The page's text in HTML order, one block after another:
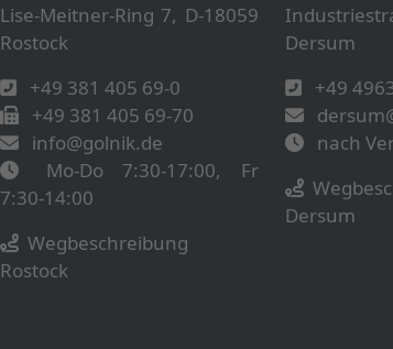
Lise-Meitner-Ring 7, D-18059
Rostock
+49 381 405 69-0
+49 381 405 69-70
info@golnik.de
Mo-Do 7:30-17:00, Fr
7:30-14:00
Wegbeschreibung
Rostock
Dersum
+49
nach
Dersum